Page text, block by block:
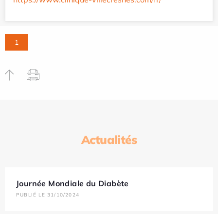
1
Actualités
Journée Mondiale du Diabète
PUBLIÉ LE 31/10/2024